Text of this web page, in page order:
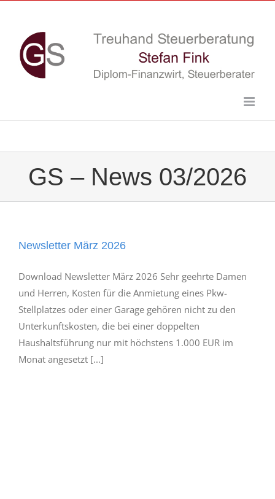
content
GS – News 03/2026
Newsletter März 2026
Download Newsletter März 2026 Sehr geehrte Damen
und Herren, Kosten für die Anmietung eines Pkw-
Stellplatzes oder einer Garage gehören nicht zu den
Unterkunftskosten, die bei einer doppelten
Haushaltsführung nur mit höchstens 1.000 EUR im
Monat angesetzt [...]